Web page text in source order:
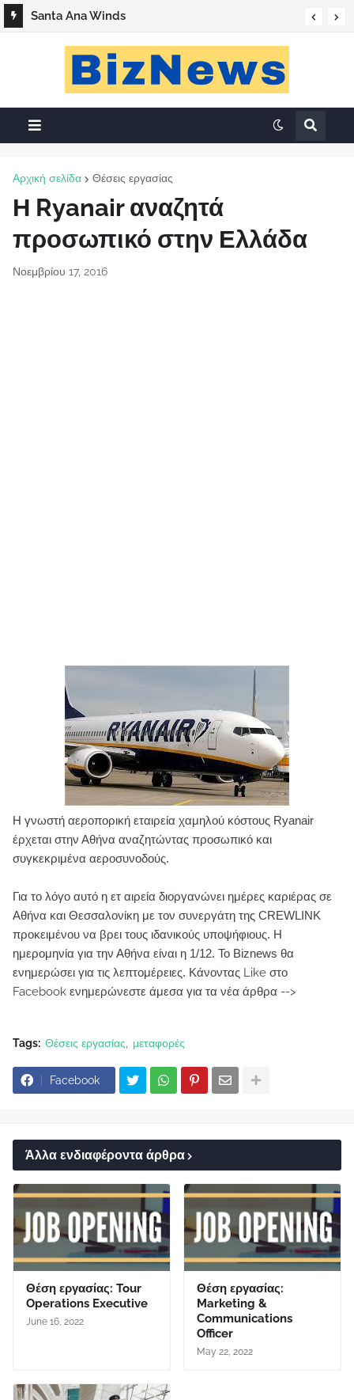
Santa Ana Winds
Αρχική σελίδα Θέσεις εργασίας
Η Ryanair αναζητά
προσωπικό στην Ελλάδα
Νοεμβρίου 17, 2016
Η γνωστή αεροπορική εταιρεία χαμηλού κόστους Ryanair
έρχεται στην Αθήνα αναζητώντας προσωπικό και
συγκεκριμένα αεροσυνοδούς.
Για το λόγο αυτό η ετ αιρεία διοργανώνει ημέρες καριέρας σε
Αθήνα και Θεσσαλονίκη με τον συνεργάτη της CREWLINK
προκειμένου να βρει τους ιδανικούς υποψήφιους. Η
ημερομηνία για την Αθήνα είναι η 1/12. Το Biznews θα
ενημερώσει για τις λεπτομέρειες. Κάνοντας Like στο
Facebook ενημερώνεστε άμεσα για τα νέα άρθρα -->
Tags: Θέσεις εργασίας μεταφορές
Facebook
Άλλα ενδιαφέροντα άρθρα
Θέση εργασίας: Tour
Operations Executive
June 16, 2022
Θέση εργασίας:
Marketing &
Communications
Officer
May 22, 2022